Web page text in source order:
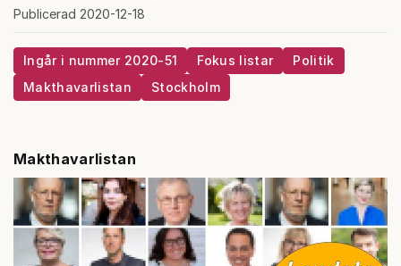
Publicerad 2020-12-18
Ingår i nummer 2020-51 Fokus listar
Politik
Makthavarlistan
Stockholm
Makthavarlistan